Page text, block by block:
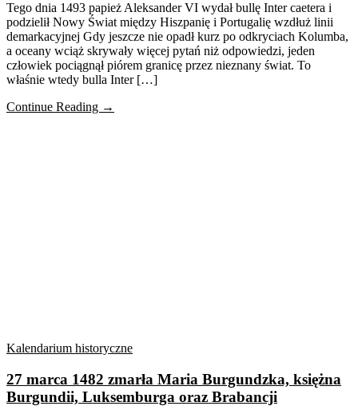
Tego dnia 1493 papież Aleksander VI wydał bullę Inter caetera i
podzielił Nowy Świat między Hiszpanię i Portugalię wzdłuż linii
demarkacyjnej Gdy jeszcze nie opadł kurz po odkryciach Kolumba,
a oceany wciąż skrywały więcej pytań niż odpowiedzi, jeden
człowiek pociągnął piórem granicę przez nieznany świat. To
właśnie wtedy bulla Inter […]
Continue Reading →
Kalendarium historyczne
27 marca 1482 zmarła Maria Burgundzka, księżna
Burgundii, Luksemburga oraz Brabancji